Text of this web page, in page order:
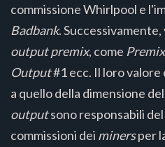
commissione Whirlpool e
Badbank.
output premix, come
Output#1 ecc. Il loro
a quello della dimensione del
outputsono responsabili
commissioni dei minersper